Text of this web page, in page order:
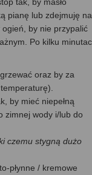
pianę lub zdejmuję na
ogień, by nie przypalić
Po kilku
oraz by za
by mieć niepełną
zimnej wody i/lub do
czemu stygną dużo
płynne / kremowe